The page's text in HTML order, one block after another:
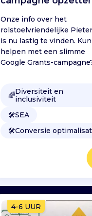
4-6 UUR
Onze info over het
rolstoelvriendelijke
is nu lastig te vinden.
helpen met een slimme
Google Grants-
🌈Diversiteit en
inclusiviteit
🛠️SEA
🛠️Conversie